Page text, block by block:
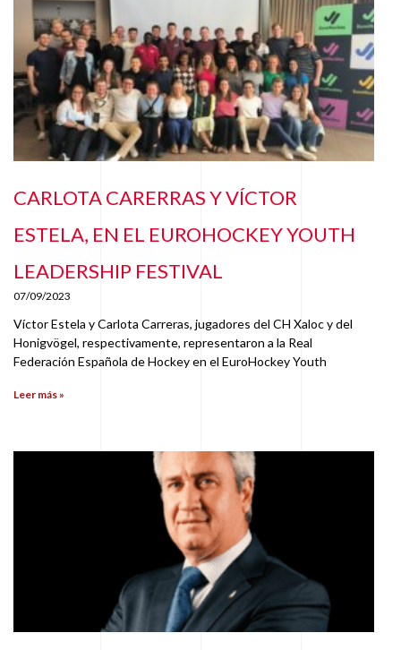
CARLOTA CARERRAS Y VÍCTOR
ESTELA, EN EL EUROHOCKEY YOUTH
LEADERSHIP FESTIVAL
07/09/2023
Víctor Estela y Carlota Carreras, jugadores del CH Xaloc y del
Honigvögel, respectivamente, representaron a la Real
Federación Española de Hockey en el EuroHockey Youth
Leer más »